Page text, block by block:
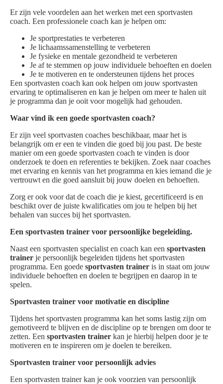
Er zijn vele voordelen aan het werken met een sportvasten
coach. Een professionele coach kan je helpen om:
Je sportprestaties te verbeteren
Je lichaamssamenstelling te verbeteren
Je fysieke en mentale gezondheid te verbeteren
Je af te stemmen op jouw individuele behoeften en doelen
Je te motiveren en te ondersteunen tijdens het proces
Een sportvasten coach kan ook helpen om jouw sportvasten
ervaring te optimaliseren en kan je helpen om meer te halen uit
je programma dan je ooit voor mogelijk had gehouden.
Waar vind ik een goede sportvasten coach?
Er zijn veel sportvasten coaches beschikbaar, maar het is
belangrijk om er een te vinden die goed bij jou past. De beste
manier om een goede sportvasten coach te vinden is door
onderzoek te doen en referenties te bekijken. Zoek naar coaches
met ervaring en kennis van het programma en kies iemand die je
vertrouwt en die goed aansluit bij jouw doelen en behoeften.
Zorg er ook voor dat de coach die je kiest, gecertificeerd is en
beschikt over de juiste kwalificaties om jou te helpen bij het
behalen van succes bij het sportvasten.
Een sportvasten trainer voor persoonlijke begeleiding.
Naast een sportvasten specialist en coach kan een sportvasten
trainer je persoonlijk begeleiden tijdens het sportvasten
programma. Een goede sportvasten trainer is in staat om jouw
individuele behoeften en doelen te begrijpen en daarop in te
spelen.
Sportvasten trainer voor motivatie en discipline
Tijdens het sportvasten programma kan het soms lastig zijn om
gemotiveerd te blijven en de discipline op te brengen om door te
zetten. Een sportvasten trainer kan je hierbij helpen door je te
motiveren en te inspireren om je doelen te bereiken.
Sportvasten trainer voor persoonlijk advies
Een sportvasten trainer kan je ook voorzien van persoonlijk